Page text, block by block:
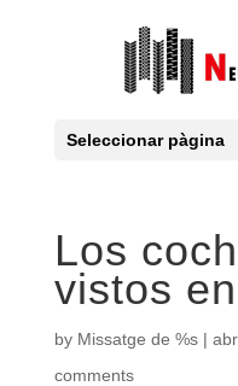
Seleccionar pàgina
Los
vistos
by Missatge de %s|
comments